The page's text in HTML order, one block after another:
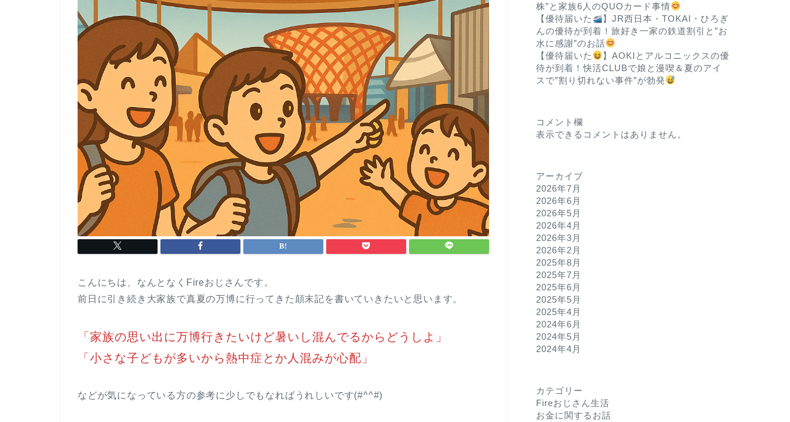
こんにちは、なんとなくFireおじさんです。
前日に引き続き大家族で真夏の万博に行ってきた顛末記を書いていきたいと思います。
「家族の思い出に万博行きたいけど暑いし混んでるからどうしよ」
「小さな子どもが多いから熱中症とか人混みが心配」
などが気になっている方の参考に少しでもなればうれしいです(#^^#)
株”と家族6人のQUOカード事情
【優待届いた
】JR西日本・TOKAI・ひろぎ
んの優待が到着！旅好き一家の鉄道割引と”お
水に感謝”のお話
【優待届いた
】AOKIとアルコニックスの優
待が到着！快活CLUBで娘と漫喫＆夏のアイ
スで”割り切れない事件”が勃発
コメント欄
表示できるコメントはありません。
アーカイブ
2026年7月
2026年6月
2026年5月
2026年4月
2026年3月
2026年2月
2025年8月
2025年7月
2025年6月
2025年5月
2025年4月
2024年6月
2024年5月
2024年4月
カテゴリー
Fireおじさん生活
お金に関するお話